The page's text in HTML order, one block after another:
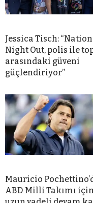
Jessica Tisch:
Night Out, polis ile
arasındaki güveni
güçlendiriyor”
Mauricio
ABD Milli Takımı için